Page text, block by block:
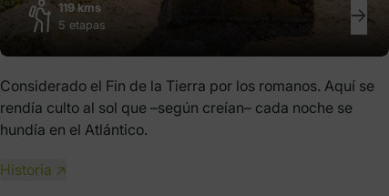
119 kms
5 etapas
Considerado el Fin de la Tierra por los romanos. Aquí se
rendía culto al sol que –según creían– cada noche se
hundía en el Atlántico.
Historia ↗